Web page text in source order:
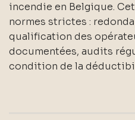
incendie en Belgique.
normes strictes :
qualification des
documentées, audits
condition de la